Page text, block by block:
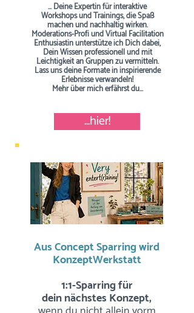
... Deine Expertin für interaktive
Workshops und Trainings, die Spaß
machen und nachhaltig wirken.
Moderations-Profi und Virtual Facilitation
Enthusiastin unterstütze ich Dich dabei,
Dein Wissen professionell und mit
Leichtigkeit an Gruppen zu vermitteln.
Lass uns deine Formate in inspirierende
Erlebnisse verwandeln!
Mehr über mich erfährst du...
...hier!
Aus Concept Sparring wird
KonzeptWerkstatt
1:1-Sparring für
dein nächstes Konzept,